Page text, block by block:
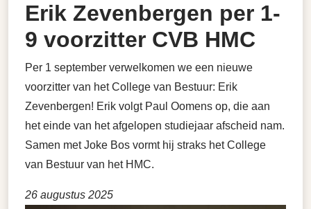
Erik Zevenbergen per 1-
9 voorzitter CVB HMC
Per 1 september verwelkomen we een nieuwe
voorzitter van het College van Bestuur: Erik
Zevenbergen! Erik volgt Paul Oomens op, die aan
het einde van het afgelopen studiejaar afscheid nam.
Samen met Joke Bos vormt hij straks het College
van Bestuur van het HMC.
26 augustus 2025